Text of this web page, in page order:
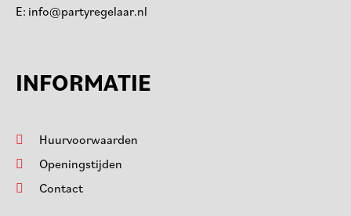
E: info@partyregelaar.nl
INFORMATIE
Huurvoorwaarden
Openingstijden
Contact